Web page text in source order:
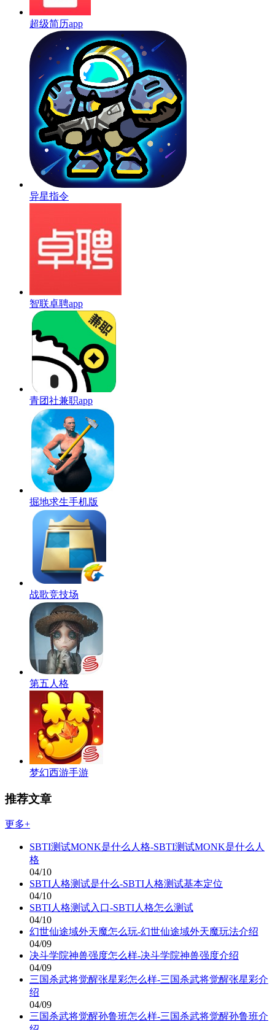
超级简历app
异星指令
智联卓聘app
青团社兼职app
掘地求生手机版
战歌竞技场
第五人格
梦幻西游手游
推荐文章
更多+
SBTI测试MONK是什么人格-SBTI测试MONK是什么人
格
04/10
SBTI人格测试是什么-SBTI人格测试基本定位
04/10
SBTI人格测试入口-SBTI人格怎么测试
04/10
幻世仙途域外天魔怎么玩-幻世仙途域外天魔玩法介绍
04/09
决斗学院神兽强度怎么样-决斗学院神兽强度介绍
04/09
三国杀武将觉醒张星彩怎么样-三国杀武将觉醒张星彩介
绍
04/09
三国杀武将觉醒孙鲁班怎么样-三国杀武将觉醒孙鲁班介